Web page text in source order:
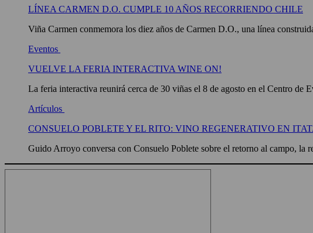
LÍNEA CARMEN D.O. CUMPLE 10 AÑOS RECORRIENDO CHILE
Viña Carmen conmemora los diez años de Carmen D.O., una línea
Eventos
VUELVE LA FERIA INTERACTIVA WINE ON!
La feria interactiva reunirá cerca de 30 viñas el 8 de agosto en el Centro de
Artículos
CONSUELO POBLETE Y EL RITO: VINO REGENERATIVO EN
Guido Arroyo conversa con Consuelo Poblete sobre el retorno al campo, la